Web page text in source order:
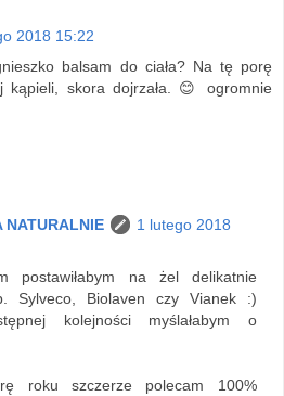
2018 15:22
balsam do ciała? Na tę porę
kąpieli, skora dojrzała. 😊 ogromnie
NATURALNIE
1 lutego 2018
postawiłabym na żel delikatnie
Sylveco, Biolaven czy Vianek :)
kolejności myślałabym o
roku szczerze polecam 100%